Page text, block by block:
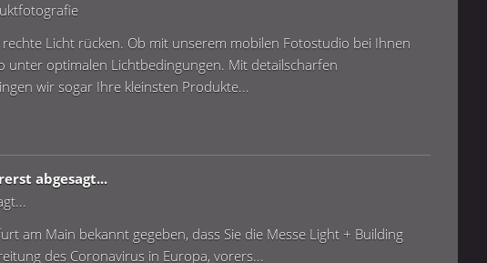
Licht rücken. Ob mit unserem mobilen Fotostudio bei Ihnen
unter optimalen Lichtbedingungen. Mit detailscharfen
wir sogar Ihre kleinsten Produkte...
abgesagt...
am Main bekannt gegeben, dass Sie die Messe Light + Building
des Coronavirus in Europa, vorers...